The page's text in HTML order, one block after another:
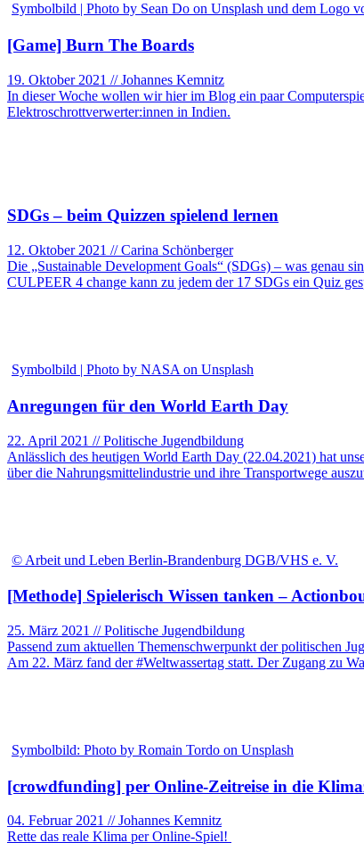
Symbolbild | Photo by Sean Do on Unsplash und dem Logo
[Game] Burn The Boards
19. Oktober 2021 // Johannes Kemnitz
In dieser Woche wollen wir hier im Blog ein paar
Elektroschrottverwerter:innen in Indien.
SDGs – beim Quizzen spielend lernen
12. Oktober 2021 // Carina Schönberger
Die „Sustainable Development Goals“ (SDGs) – was genau
CULPEER 4 change kann zu jedem der 17 SDGs ein Quiz
Symbolbild | Photo by NASA on Unsplash
Anregungen für den World Earth Day
22. April 2021 // Politische Jugendbildung
Anlässlich des heutigen World Earth Day (22.04.2021) hat
über die Nahrungsmittelindustrie und ihre Transportwege
© Arbeit und Leben Berlin-Brandenburg DGB/VHS e. V.
[Methode] Spielerisch Wissen tanken –
25. März 2021 // Politische Jugendbildung
Passend zum aktuellen Themenschwerpunkt der politischen
Am 22. März fand der #Weltwassertag statt. Der Zugang zu
Symbolbild: Photo by Romain Tordo on Unsplash
[crowdfunding] per Online-Zeitreise in die
04. Februar 2021 // Johannes Kemnitz
Rette das reale Klima per Online-Spiel!